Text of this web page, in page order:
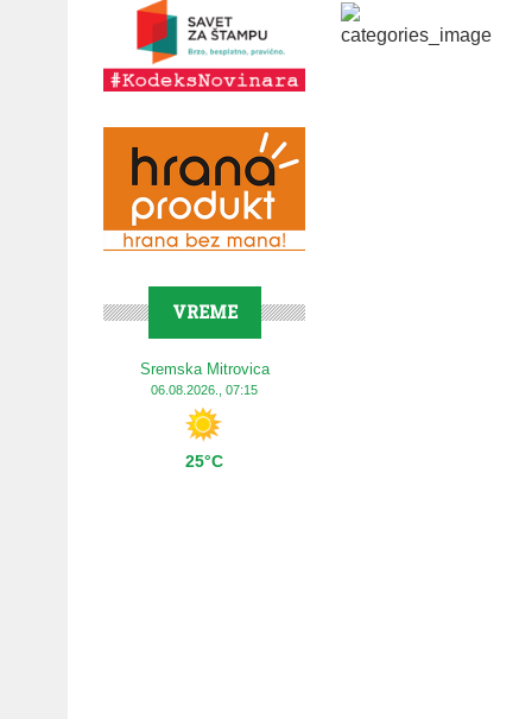
VREME
Sremska Mitrovica
06.08.2026., 07:15
25°C